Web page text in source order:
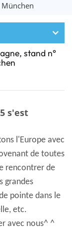
München
stand n°
s'est
l'Europe avec
de toutes
rencontrer de
grandes
pointe dans le
etc.
avec nous^ ^